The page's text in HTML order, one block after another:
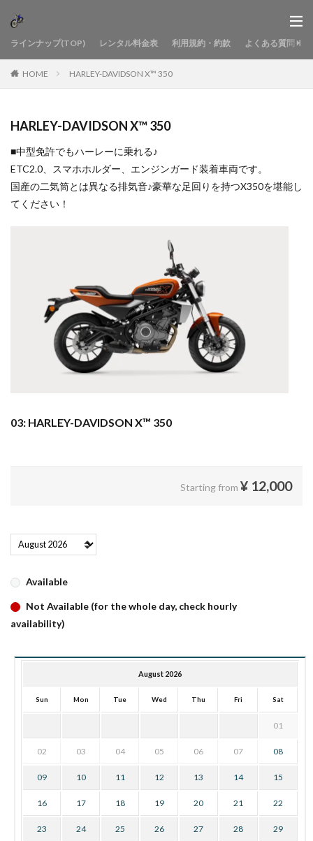
ラインナップ(TOP) レンタル料金表 利用規約・約款 よくある質問
HOME HARLEY-DAVIDSON X™ 350
HARLEY-DAVIDSON X™ 350
■中型免許でもハーレーに乗れる♪
ETC2.0、スマホホルダー、エンジンガード装着車両です。
国産の二気筒とは異なる排気音♪豪華な足回りを持つX350を堪能し
てください！
03: HARLEY-DAVIDSON X™ 350
Starting from ¥ 12,000
Available
Not Available (for the whole day, check hourly
availability)
August 2026
Sun Mon Tue Wed Thu Fri Sat
01
02 03 04 05 06 07 08
09 10 11 12 13 14 15
16 17 18 19 20 21 22
23 24 25 26 27 28 29